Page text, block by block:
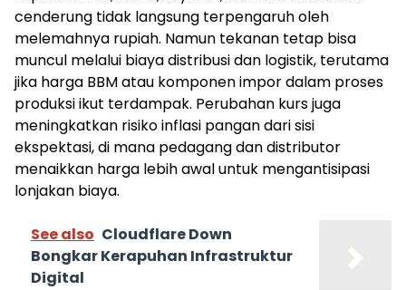
cenderung tidak langsung terpengaruh oleh
melemahnya rupiah. Namun tekanan tetap bisa
muncul melalui biaya distribusi dan logistik, terutama
jika harga BBM atau komponen impor dalam proses
produksi ikut terdampak. Perubahan kurs juga
meningkatkan risiko inflasi pangan dari sisi
ekspektasi, di mana pedagang dan distributor
menaikkan harga lebih awal untuk mengantisipasi
lonjakan biaya.
See also Cloudflare Down
Bongkar Kerapuhan Infrastruktur
Digital